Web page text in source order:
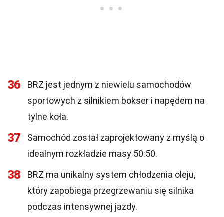
36
BRZ jest jednym z niewielu samochodów
sportowych z silnikiem bokser i napędem na
tylne koła.
37
Samochód został zaprojektowany z myślą o
idealnym rozkładzie masy 50:50.
38
BRZ ma unikalny system chłodzenia oleju,
który zapobiega przegrzewaniu się silnika
podczas intensywnej jazdy.